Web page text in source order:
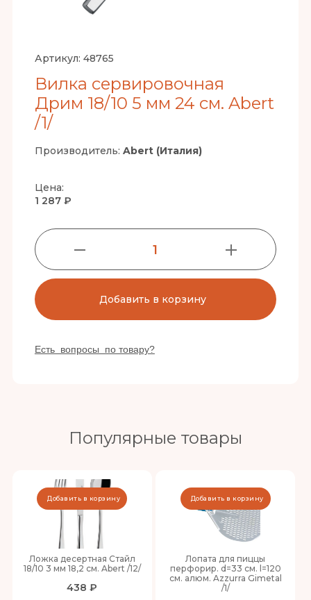
Артикул: 48765
Вилка сервировочная
Дрим 18/10 5 мм 24 см. Abert
/1/
Производитель: Abert (Италия)
Цена:
1 287 ₽
1
Добавить в корзину
Есть вопросы по товару?
Популярные товары
Ложка десертная Стайл
18/10 3 мм 18,2 см. Abert /12/
438 ₽
Добавить в корзину
Лопата для пиццы
перфорир. d=33 см. l=120
см. алюм. Azzurra Gimetal
/1/
Добавить в корзину